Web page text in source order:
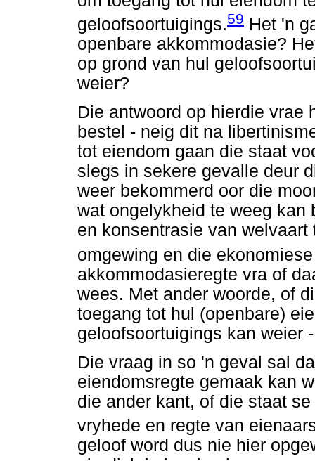
geloofsoortuigings.59 Het 'n
openbare akkommodasie?
op grond van hul
weier?
Die antwoord op hierdie vrae
bestel - neig dit na
tot eiendom gaan die staat
slegs in sekere gevalle deur
weer bekommerd oor die
wat ongelykheid te weeg kan
en konsentrasie van
omgewing en die
akkommodasieregte vra of
wees. Met ander woorde, of
toegang tot hul (openbare)
geloofsoortuigings kan weier
Die vraag in so 'n geval sal
eiendomsregte gemaak kan
die ander kant, of die staat
vryhede en regte van
geloof word dus nie hier